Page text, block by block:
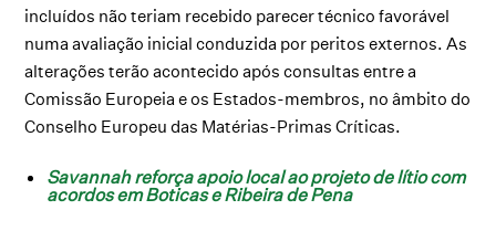
incluídos não teriam recebido parecer técnico favorável
numa avaliação inicial conduzida por peritos externos. As
alterações terão acontecido após consultas entre a
Comissão Europeia e os Estados-membros, no âmbito do
Conselho Europeu das Matérias-Primas Críticas.
Savannah reforça apoio local ao projeto de lítio com
acordos em Boticas e Ribeira de Pena